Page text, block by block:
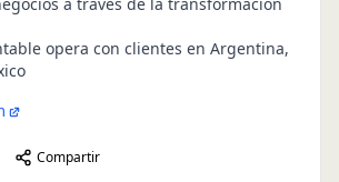
opera con clientes en Argentina,
Compartir